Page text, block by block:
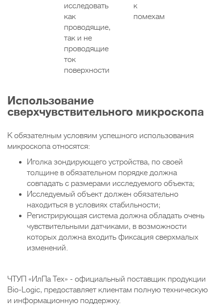
исследовать
как
проводящие,
так и не
проводящие
ток
поверхности
к
помехам
Использование
сверхчувствительного микроскопа
К обязателным условяим успешного использования
микроскопа относятся:
Иголка зондирующего устройства, по своей
толщине в обязательном порядке должна
совпадать с размерами исследуемого объекта;
Исследуемый объект должен обязательно
находиться в условиях стабильности;
Регистрирующая система должна обладать очень
чувствительными датчиками, в возможности
которых должна входить фиксация сверхмалых
изменений.
ЧТУП «ИлПа Тех» - официальный поставщик продукции
Bio-Logic, предоставляет клиентам полную техническую
и информационную поддержку.